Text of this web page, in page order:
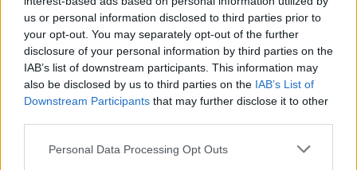
us or personal information disclosed to third parties prior to
your opt-out. You may separately opt-out of the further
disclosure of your personal information by third parties on the
IAB’s list of downstream participants. This information may
also be disclosed by us to third parties on the IAB’s List of
Downstream Participants that may further disclose it to other
Personal Data Processing Opt Outs
πύλες του σε όλους
ΠΕΡΙΣΣΌΤΕΡΑ ΣΕ ΑΥΤΉ ΤΗΝ ΚΑΤΗΓΟΡΊΑ